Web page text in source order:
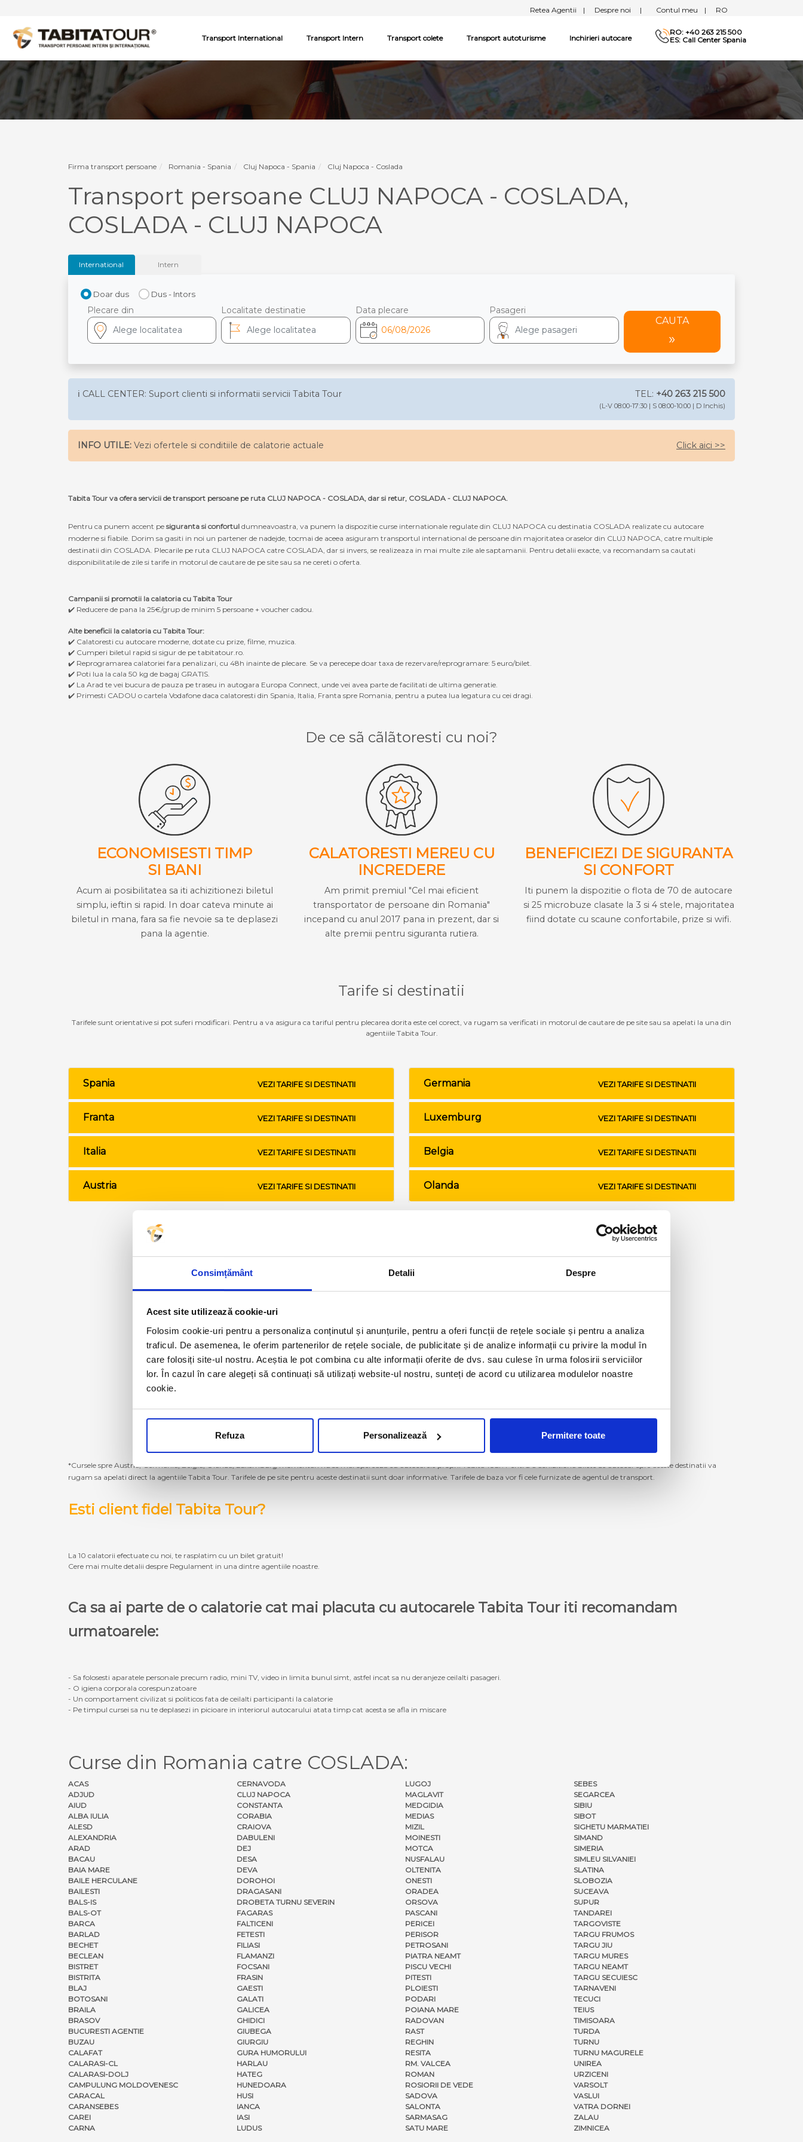
Consimțământ Detalii Despre
Acest site utilizează cookie-uri
Folosim cookie-uri pentru a personaliza conținutul și anunțurile, pentru a oferi funcții de rețele sociale și pentru a analiza
traficul. De asemenea, le oferim partenerilor de rețele sociale, de publicitate și de analize informații cu privire la modul în
care folosiți site-ul nostru. Aceștia le pot combina cu alte informații oferite de dvs. sau culese în urma folosirii serviciilor
lor. În cazul în care alegeți să continuați să utilizați website-ul nostru, sunteți de acord cu utilizarea modulelor noastre
cookie.
Refuza Personalizează Permitere toate
Retea Agentii | Despre noi | Contul meu | RO
Transport International Transport Intern Transport colete Transport autoturisme Inchirieri autocare
RO: +40 263 215 500
ES: Call Center Spania
Firma transport persoane Romania - Spania Cluj Napoca - Spania Cluj Napoca - Coslada
Transport persoane CLUJ NAPOCA - COSLADA,
COSLADA - CLUJ NAPOCA
International Intern
Doar dus Dus - Intors
Plecare din Localitate destinatie Data plecare Pasageri
CAUTA
ℹ️ CALL CENTER: Suport clienti si informatii servicii Tabita Tour TEL: +40 263 215 500
(L-V 08:00-17:30 | S 08:00-10:00 | D Inchis)
INFO UTILE: Vezi ofertele si conditiile de calatorie actuale Click aici >>
Tabita Tour va ofera servicii de transport persoane pe ruta CLUJ NAPOCA - COSLADA, dar si retur, COSLADA - CLUJ NAPOCA.
Pentru ca punem accent pe siguranta si confortul dumneavoastra, va punem la dispozitie curse internationale regulate din CLUJ NAPOCA cu destinatia COSLADA realizate cu autocare
moderne si fiabile. Dorim sa gasiti in noi un partener de nadejde, tocmai de aceea asiguram transportul international de persoane din majoritatea oraselor din CLUJ NAPOCA, catre multiple
destinatii din COSLADA. Plecarile pe ruta CLUJ NAPOCA catre COSLADA, dar si invers, se realizeaza in mai multe zile ale saptamanii. Pentru detalii exacte, va recomandam sa cautati
disponibilitatile de zile si tarife in motorul de cautare de pe site sau sa ne cereti o oferta.
Campanii si promotii la calatoria cu Tabita Tour
✔️ Reducere de pana la 25€/grup de minim 5 persoane + voucher cadou.
Alte beneficii la calatoria cu Tabita Tour:
✔️ Calatoresti cu autocare moderne, dotate cu prize, filme, muzica.
✔️ Cumperi biletul rapid si sigur de pe tabitatour.ro.
✔️ Reprogramarea calatoriei fara penalizari, cu 48h inainte de plecare. Se va perecepe doar taxa de rezervare/reprogramare: 5 euro/bilet.
✔️ Poti lua la cala 50 kg de bagaj GRATIS.
✔️ La Arad te vei bucura de pauza pe traseu in autogara Europa Connect, unde vei avea parte de facilitati de ultima generatie.
✔️ Primesti CADOU o cartela Vodafone daca calatoresti din Spania, Italia, Franta spre Romania, pentru a putea lua legatura cu cei dragi.
De ce sã cãlãtoresti cu noi?
ECONOMISESTI TIMP
SI BANI
Acum ai posibilitatea sa iti achizitionezi biletul
simplu, ieftin si rapid. In doar cateva minute ai
biletul in mana, fara sa fie nevoie sa te deplasezi
pana la agentie.
CALATORESTI MEREU CU
INCREDERE
Am primit premiul "Cel mai eficient
transportator de persoane din Romania"
incepand cu anul 2017 pana in prezent, dar si
alte premii pentru siguranta rutiera.
BENEFICIEZI DE SIGURANTA
SI CONFORT
Iti punem la dispozitie o flota de 70 de autocare
si 25 microbuze clasate la 3 si 4 stele, majoritatea
fiind dotate cu scaune confortabile, prize si wifi.
Tarife si destinatii
Tarifele sunt orientative si pot suferi modificari. Pentru a va asigura ca tariful pentru plecarea dorita este cel corect, va rugam sa verificati in motorul de cautare de pe site sau sa apelati la una din
agentiile Tabita Tour.
Spania VEZI TARIFE SI DESTINATII
Franta VEZI TARIFE SI DESTINATII
Italia VEZI TARIFE SI DESTINATII
Austria VEZI TARIFE SI DESTINATII
Germania VEZI TARIFE SI DESTINATII
Luxemburg VEZI TARIFE SI DESTINATII
Belgia VEZI TARIFE SI DESTINATII
Olanda VEZI TARIFE SI DESTINATII
*Cursele spre Austria, Germania, Belgia, Olanda, Luxemburg momentan nu se mai operează cu autocarele proprii Tabita Tour. Pentru a achizitiona bilete de autocar spre aceste destinatii va
rugam sa apelati direct la agentiile Tabita Tour. Tarifele de pe site pentru aceste destinatii sunt doar informative. Tarifele de baza vor fi cele furnizate de agentul de transport.
Esti client fidel Tabita Tour?
La 10 calatorii efectuate cu noi, te rasplatim cu un bilet gratuit!
Cere mai multe detalii despre Regulament in una dintre agentiile noastre.
Ca sa ai parte de o calatorie cat mai placuta cu autocarele Tabita Tour iti recomandam
urmatoarele:
- Sa folosesti aparatele personale precum radio, mini TV, video in limita bunul simt, astfel incat sa nu deranjeze ceilalti pasageri.
- O igiena corporala corespunzatoare
- Un comportament civilizat si politicos fata de ceilalti participanti la calatorie
- Pe timpul cursei sa nu te deplasezi in picioare in interiorul autocarului atata timp cat acesta se afla in miscare
Curse din Romania catre COSLADA:
ACAS
ADJUD
AIUD
ALBA IULIA
ALESD
ALEXANDRIA
ARAD
BACAU
BAIA MARE
BAILE HERCULANE
BAILESTI
BALS-IS
BALS-OT
BARCA
BARLAD
BECHET
BECLEAN
BISTRET
BISTRITA
BLAJ
BOTOSANI
BRAILA
BRASOV
BUCURESTI AGENTIE
BUZAU
CALAFAT
CALARASI-CL
CALARASI-DOLJ
CAMPULUNG MOLDOVENESC
CARACAL
CARANSEBES
CAREI
CARNA
CERNAVODA
CLUJ NAPOCA
CONSTANTA
CORABIA
CRAIOVA
DABULENI
DEJ
DESA
DEVA
DOROHOI
DRAGASANI
DROBETA TURNU SEVERIN
FAGARAS
FALTICENI
FETESTI
FILIASI
FLAMANZI
FOCSANI
FRASIN
GAESTI
GALATI
GALICEA
GHIDICI
GIUBEGA
GIURGIU
GURA HUMORULUI
HARLAU
HATEG
HUNEDOARA
HUSI
IANCA
IASI
LUDUS
LUGOJ
MAGLAVIT
MEDGIDIA
MEDIAS
MIZIL
MOINESTI
MOTCA
NUSFALAU
OLTENITA
ONESTI
ORADEA
ORSOVA
PASCANI
PERICEI
PERISOR
PETROSANI
PIATRA NEAMT
PISCU VECHI
PITESTI
PLOIESTI
PODARI
POIANA MARE
RADOVAN
RAST
REGHIN
RESITA
RM. VALCEA
ROMAN
ROSIORII DE VEDE
SADOVA
SALONTA
SARMASAG
SATU MARE
SEBES
SEGARCEA
SIBIU
SIBOT
SIGHETU MARMATIEI
SIMAND
SIMERIA
SIMLEU SILVANIEI
SLATINA
SLOBOZIA
SUCEAVA
SUPUR
TANDAREI
TARGOVISTE
TARGU FRUMOS
TARGU JIU
TARGU MURES
TARGU NEAMT
TARGU SECUIESC
TARNAVENI
TECUCI
TEIUS
TIMISOARA
TURDA
TURNU
TURNU MAGURELE
UNIREA
URZICENI
VARSOLT
VASLUI
VATRA DORNEI
ZALAU
ZIMNICEA